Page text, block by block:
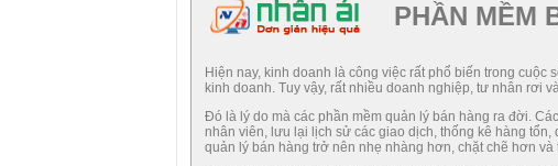
PHẦN MỀM
Hiện nay, kinh doanh là công việc rất phổ biến trong
kinh doanh. Tuy vậy, rất nhiều doanh nghiệp, tư nhân rơi
Đó là lý do mà các phần mềm quản lý bán hàng ra đời.
nhân viên, lưu lại lịch sử các giao dịch, thống kê hàng
quản lý bán hàng trở nên nhẹ nhàng hơn, chặt chẽ hơn